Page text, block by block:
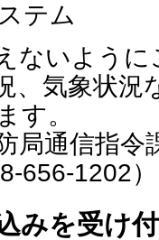
テム
ないように
、気象状況
す。
局通信指
656-1202）
みを受け